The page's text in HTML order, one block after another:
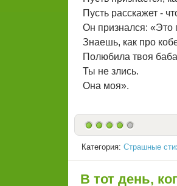
Пусть расскажет -
Он признался: «Это
Знаешь, как про
Полюбила твоя
Ты не злись.
Она моя».
Категория: Страшные
В тот день,